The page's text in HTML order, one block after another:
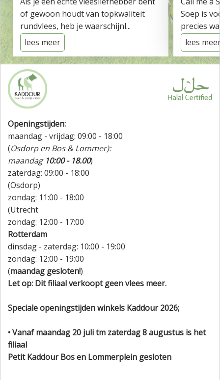
of gewoon houdt van topkwaliteit
rundvlees, heb je waarschijnl...
lees meer
Soep is
precies
lees
Openingstijden:
maandag - vrijdag: 09:00 - 18:00
(Osdorp en Bos & Lommer):
maandag 10:00 - 18.00)
zaterdag: 09:00 - 18:00
(Osdorp)
zondag: 11:00 - 18:00
(Utrecht
zondag: 12:00 - 17:00
Rotterdam
dinsdag - zaterdag: 10:00 - 19:00
zondag: 12:00 - 19:00
(maandag gesloten!)
Let op: Dit filiaal verkoopt geen vlees meer.
Speciale openingstijden winkels Kaddour 2026;
• Vanaf maandag 20 juli tm zaterdag 8 augustus is het
filiaal
Petit Kaddour Bos en Lommerplein gesloten